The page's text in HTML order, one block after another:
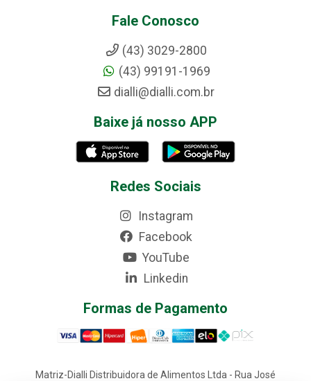
Fale Conosco
(43) 3029-2800
(43) 99191-1969
dialli@dialli.com.br
Baixe já nosso APP
Redes Sociais
Instagram
Facebook
YouTube
Linkedin
Formas de Pagamento
Matriz-Dialli Distribuidora de Alimentos Ltda - Rua José